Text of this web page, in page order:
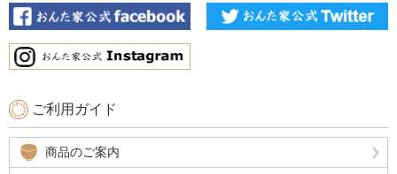
ご利用ガイド
商品のご案内